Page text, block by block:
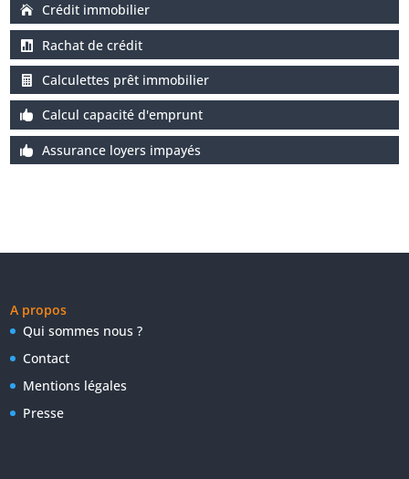
Crédit immobilier
Rachat de crédit
Calculettes prêt immobilier
Calcul capacité d'emprunt
Assurance loyers impayés
A propos
Qui sommes nous ?
Contact
Mentions légales
Presse